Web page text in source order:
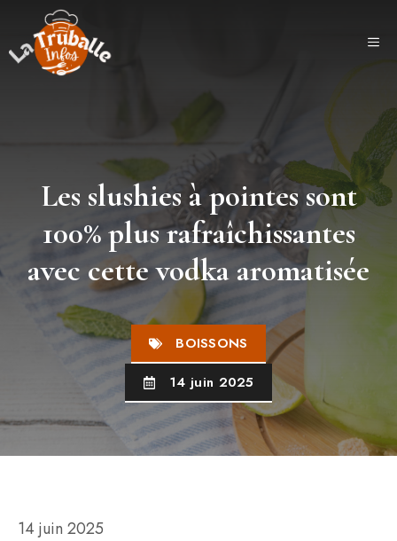
contenu
Les slushies à pointes sont
100% plus rafraîchissantes
avec cette vodka aromatisée
BOISSONS
14 juin 2025
14 juin 2025